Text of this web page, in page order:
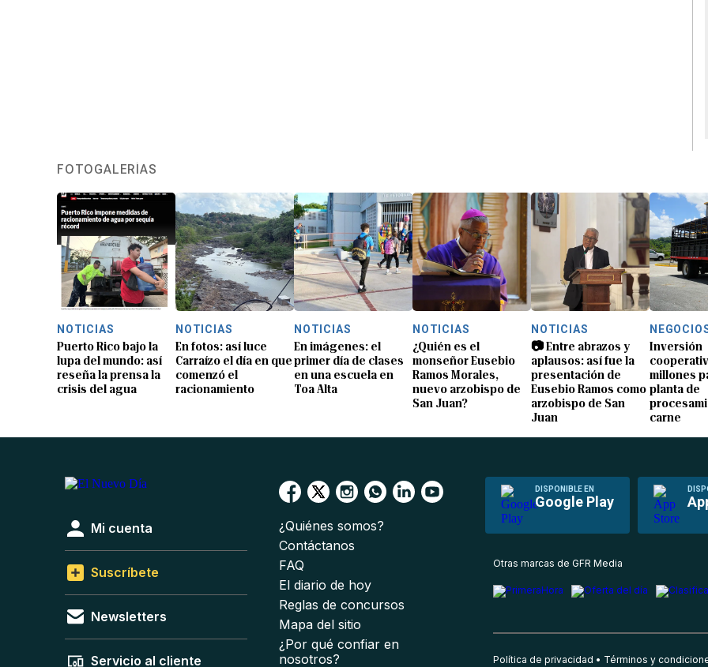
FOTOGALERÍAS
NOTICIAS
Puerto Rico bajo la
lupa del mundo: así
reseña la prensa la
crisis del agua
NOTICIAS
En fotos: así luce
Carraízo el día en que
comenzó el
racionamiento
NOTICIAS
En imágenes: el
primer día de clases
en una escuela en
Toa Alta
NOTICIAS
¿Quién es el
monseñor Eusebio
Ramos Morales,
nuevo arzobispo de
San Juan?
NOTICIAS
📷 Entre abrazos y
aplausos: así fue la
presentación de
Eusebio Ramos como
arzobispo de San
Juan
Inversión
millones
planta de
carne
DISPONIBLE EN
Google Play
Mi cuenta
Suscríbete
Newsletters
Servicio al cliente
¿Quiénes somos?
Contáctanos
FAQ
El diario de hoy
Reglas de concursos
Mapa del sitio
¿Por qué confiar en
nosotros?
Otras marcas de GFR Media
Política de privacidad Términos y